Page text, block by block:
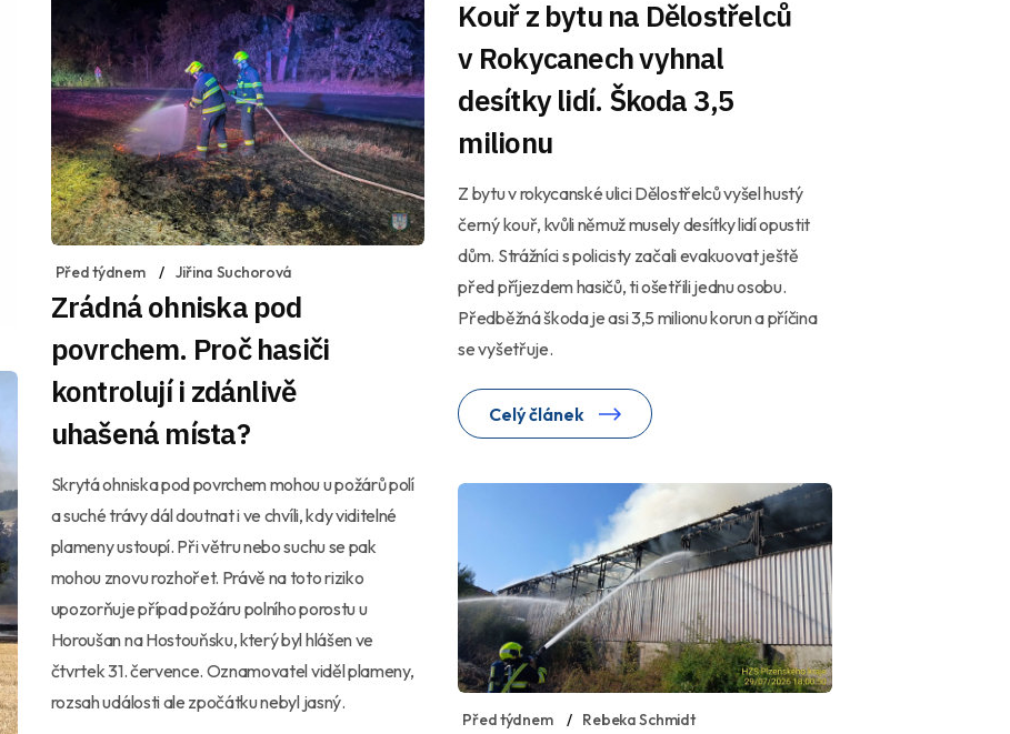
Kouř z bytu na Dělostřelců
v Rokycanech vyhnal
desítky lidí. Škoda 3,5
milionu
Z bytu v rokycanské ulici Dělostřelců vyšel hustý
černý kouř, kvůli němuž musely desítky lidí opustit
dům. Strážníci s policisty začali evakuovat ještě
před příjezdem hasičů, ti ošetřili jednu osobu.
Předběžná škoda je asi 3,5 milionu korun a příčina
se vyšetřuje.
Celý článek
Před týdnem Jiřina Suchorová
Zrádná ohniska pod
povrchem. Proč hasiči
kontrolují i zdánlivě
uhašená místa?
Skrytá ohniska pod povrchem mohou u požárů polí
a suché trávy dál doutnat i ve chvíli, kdy viditelné
plameny ustoupí. Při větru nebo suchu se pak
mohou znovu rozhořet. Právě na toto riziko
upozorňuje případ požáru polního porostu u
Horoušan na Hostouňsku, který byl hlášen ve
čtvrtek 31. července. Oznamovatel viděl plameny,
rozsah události ale zpočátku nebyl jasný.
Před týdnem Rebeka Schmidt